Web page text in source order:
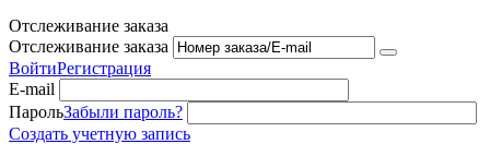
Отслеживание заказа
Отслеживание заказа
ВойтиРегистрация
E-mail
ПарольЗабыли пароль?
Создать учетную запись